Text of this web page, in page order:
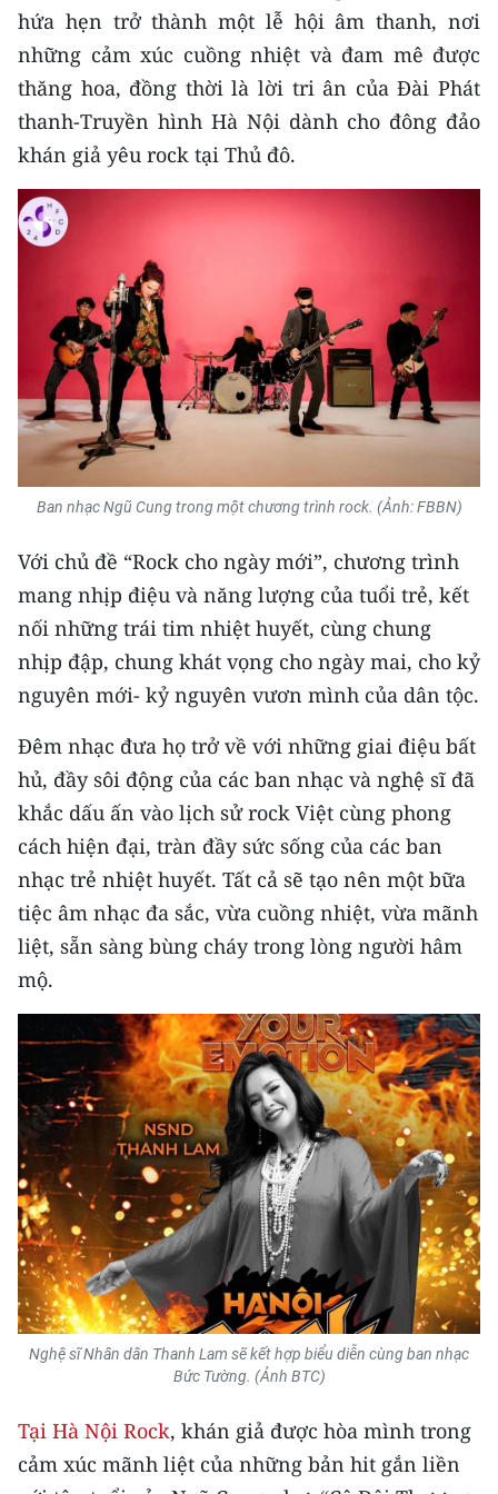
CHƯƠNG TRÌNH OCOP - MỖI XÃ
MỘT SẢN PHẨM
RADIO
MEDIA CENTER
E-Magazine
Media Chính trị
Media Kinh tế
Media Văn hóa
Media Xã hội
Media Pháp luật
Media Du lịch
Media Thế giới
Media Thể thao
Media Giáo dục
Media Y tế
Media Khoa học - Công nghệ
Media Môi trường
Ảnh
Infographic
TIN MỚI
TIN ĐỊA PHƯƠNG
Trung du và miền núi phía Bắc
Đồng bằng sông Hồng
Bắc Trung Bộ
Duyên hải Nam Trung Bộ và Tây
Nguyên
Đông Nam Bộ
Đồng bằng sông Cửu Long
Chuyên trang Hà Nội
hứa hẹn trở thành một lễ hội âm thanh, nơi
những cảm xúc cuồng nhiệt và đam mê được
thăng hoa, đồng thời là lời tri ân của Đài Phát
thanh-Truyền hình Hà Nội dành cho đông đảo
khán giả yêu rock tại Thủ đô.
Ban nhạc Ngũ Cung trong một chương trình rock. (Ảnh: FBBN)
Với chủ đề “Rock cho ngày mới”, chương trình
mang nhịp điệu và năng lượng của tuổi trẻ, kết
nối những trái tim nhiệt huyết, cùng chung
nhịp đập, chung khát vọng cho ngày mai, cho kỷ
nguyên mới- kỷ nguyên vươn mình của dân tộc.
Đêm nhạc đưa họ trở về với những giai điệu bất
hủ, đầy sôi động của các ban nhạc và nghệ sĩ đã
khắc dấu ấn vào lịch sử rock Việt cùng phong
cách hiện đại, tràn đầy sức sống của các ban
nhạc trẻ nhiệt huyết. Tất cả sẽ tạo nên một bữa
tiệc âm nhạc đa sắc, vừa cuồng nhiệt, vừa mãnh
liệt, sẵn sàng bùng cháy trong lòng người hâm
mộ.
Nghệ sĩ Nhân dân Thanh Lam sẽ kết hợp biểu diễn cùng ban nhạc
Bức Tường. (Ảnh BTC)
Tại Hà Nội Rock, khán giả được hòa mình trong
cảm xúc mãnh liệt của những bản hit gắn liền